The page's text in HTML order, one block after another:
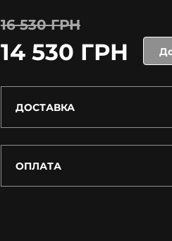
16 530 ГРН
14 530 ГРН
ДОСТАВКА
ОПЛАТА